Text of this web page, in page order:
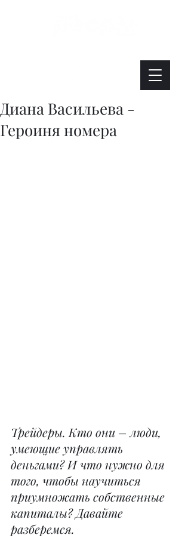
Диана Васильева -
Героиня номера
Трейдеры. Кто они – люди,
умеющие управлять
деньгами? И что нужно для
того, чтобы научиться
приумножать собственные
капиталы? Давайте
разберемся.